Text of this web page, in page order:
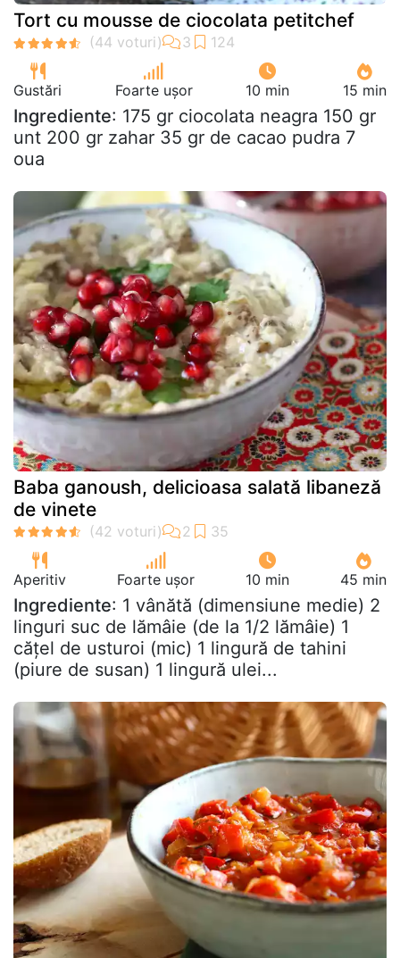
Tort cu mousse de ciocolata petitchef
Gustări Foarte ușor 10 min 15 min
Ingrediente: 175 gr ciocolata neagra 150 gr
unt 200 gr zahar 35 gr de cacao pudra 7
oua
Baba ganoush, delicioasa salată libaneză
de vinete
Aperitiv Foarte ușor 10 min 45 min
Ingrediente: 1 vânătă (dimensiune medie) 2
linguri suc de lămâie (de la 1/2 lămâie) 1
cățel de usturoi (mic) 1 lingură de tahini
(piure de susan) 1 lingură ulei...